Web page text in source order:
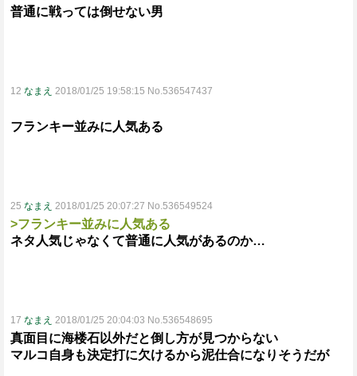
普通に戦っては倒せない男
12 なまえ 2018/01/25 19:58:15 No.536547437
フランキー並みに人気ある
25 なまえ 2018/01/25 20:07:27 No.536549524
>フランキー並みに人気ある
ネタ人気じゃなくて普通に人気があるのか…
17 なまえ 2018/01/25 20:04:03 No.536548695
真面目に海楼石以外だと倒し方が見つからない
マルコ自身も決定打に欠けるから泥仕合になりそうだが